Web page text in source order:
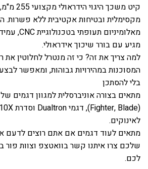
קיט משכך
מקסימלית ובטיחות אקטיבית ללא פשרות.
מאלומיניום תעופתי בטכנולוגיית CNC, עמידה לחלודה.
מגיע עם בורר שיכוך אידראולי.
למה צריך את זה? כי זה מנטרל לחלוטין את
המסוכנות במהירויות גבוהות, ומאפשר
בלי להסתכן
לאינוקים.
מתאים לעוד דגמים אם אתם רוצים לדעם
שלכם צרו איתנו קשר בוואטצפ וצוות פור
לכם.